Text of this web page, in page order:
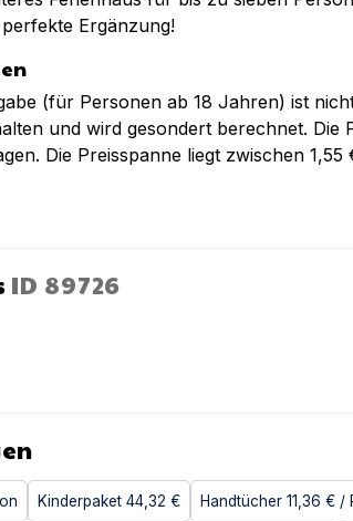
Ergänzung!
(für Personen ab 18 Jahren) ist
und wird gesondert berechnet. Die
Die Preisspanne liegt zwischen
ID 89726
Kinderpaket 44,32 € Handtücher 11,36 € /